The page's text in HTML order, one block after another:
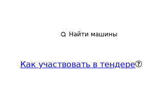
Найти машины
Как участвовать в тендере